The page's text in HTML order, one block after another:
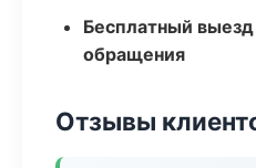
Бесплатный
обращения
Отзывы